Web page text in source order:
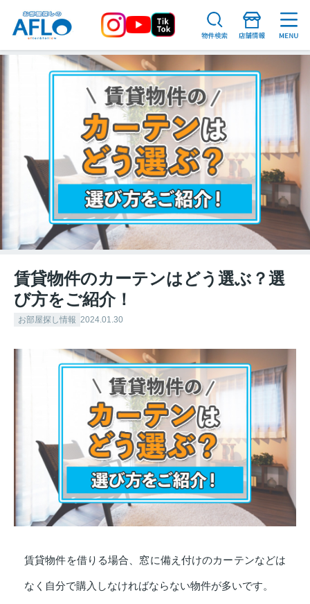
賃貸物件のカーテンはどう選ぶ？選
び方をご紹介！
お部屋探し情報 2024.01.30
賃貸物件を借りる場合、窓に備え付けのカーテンなどは
なく自分で購入しなければならない物件が多いです。